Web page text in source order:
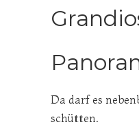
Da darf es
schütten.